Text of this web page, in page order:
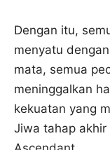
Dengan itu,
menyatu
mata, semua
meninggalkan
kekuatan yang
Jiwa tahap